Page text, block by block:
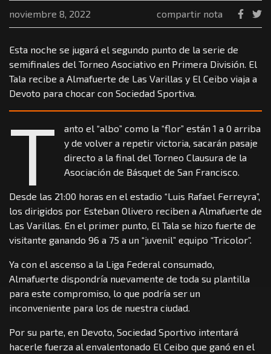
noviembre 8, 2022 compartir nota
Esta noche se jugará el segundo punto de la serie de
semifinales del Torneo Asociativo en Primera División. El
Tala recibe a Almafuerte de Las Varillas y El Ceibo viaja a
Devoto para chocar con Sociedad Sportiva.
T
anto el “albo” como la “flor” están 1 a 0 arriba
y de volver a repetir victoria, sacarán pasaje
directo a la final del Torneo Clausura de la
Asociación de Básquet de San Francisco.
Desde las 21:00 horas en el estadio “Luis Rafael Ferreyra”,
los dirigidos por Esteban Olivero reciben a Almafuerte de
Las Varillas. En el primer punto, El Tala se hizo fuerte de
visitante ganando 96 a 75 a un “juvenil” equipo “Tricolor”.
Ya con el ascenso a la Liga Federal consumado,
Almafuerte dispondría nuevamente de toda su plantilla
para este compromiso, lo que podría ser un
inconveniente para los de nuestra ciudad.
Por su parte, en Devoto, Sociedad Sportivo intentará
hacerle fuerza al envalentonado El Ceibo que ganó en el